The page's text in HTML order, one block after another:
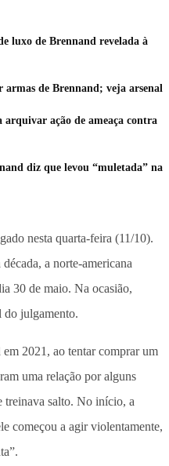
luxo de Brennand revelada à
de Brennand; veja arsenal
ação de ameaça contra
diz que levou “muletada” na
nesta quarta-feira (11/10).
a norte-americana
30 de maio. Na ocasião,
do julgamento.
2021, ao tentar comprar um
uma relação por alguns
treinava salto. No início, a
começou a agir violentamente,